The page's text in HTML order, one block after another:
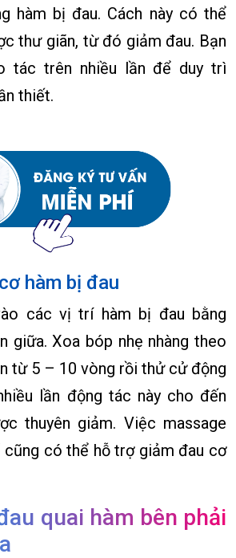
hàm bị đau. Cách này có thể
thư giãn, từ đó giảm đau. Bạn
tác trên nhiều lần để duy trì
thiết.
hàm bị đau
các vị trí hàm bị đau bằng
giữa. Xoa bóp nhẹ nhàng theo
từ 5 – 10 vòng rồi thử cử động
lần động tác này cho đến
thuyên giảm. Việc massage
có thể hỗ trợ giảm đau cơ
quai hàm bên phải